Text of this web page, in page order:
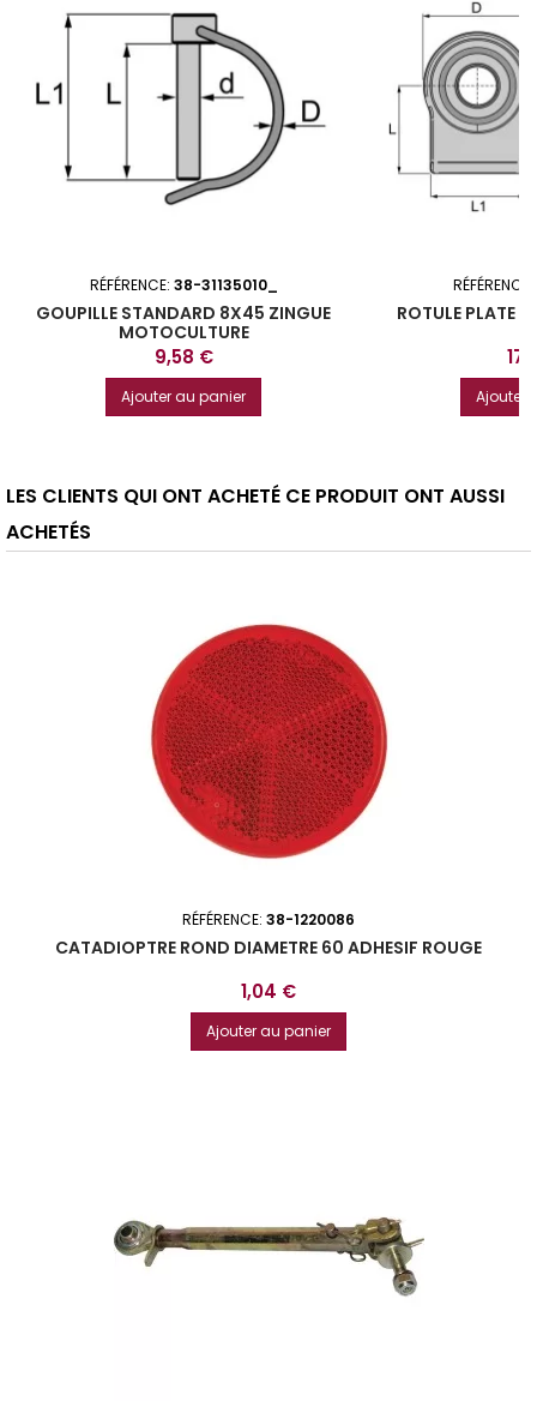
RÉFÉRENCE: 38-31135010_
GOUPILLE STANDARD 8X45 ZINGUE
MOTOCULTURE
Prix
9,58 €
Ajouter au panier
RÉFÉRENCE:
ROTULE PLATE
Prix
Ajouter
LES CLIENTS QUI ONT ACHETÉ CE PRODUIT ONT AUSSI
ACHETÉS
RÉFÉRENCE: 38-1220086
CATADIOPTRE ROND DIAMETRE 60 ADHESIF ROUGE
Prix
1,04 €
Ajouter au panier